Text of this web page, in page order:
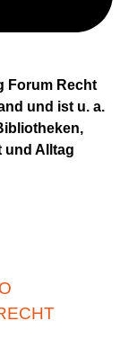
Forum Recht
und ist u. a.
und Alltag